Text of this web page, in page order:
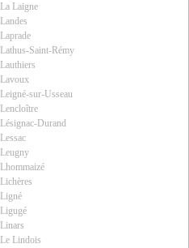
La Laigne
Landes
Laprade
Lathus-Saint-Rémy
Lauthiers
Lavoux
Leigné-sur-Usseau
Lencloître
Lésignac-Durand
Lessac
Leugny
Lhommaizé
Lichères
Ligné
Ligugé
Linars
Le Lindois